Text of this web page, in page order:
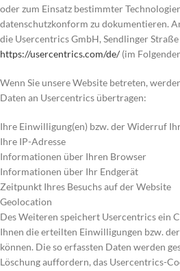
oder zum Einsatz bestimmter
datenschutzkonform zu dokumentieren.
die Usercentrics GmbH, Sendlinger
https://usercentrics.com/de/(im
Wenn Sie unsere Website betreten,
Daten an Usercentrics übertragen:
Ihre Einwilligung(en) bzw. der Widerruf
Ihre IP-Adresse
Informationen über Ihren Browser
Informationen über Ihr Endgerät
Zeitpunkt Ihres Besuchs auf der Website
Geolocation
Des Weiteren speichert Usercentrics ein
Ihnen die erteilten Einwilligungen bzw.
können. Die so erfassten Daten werden
Löschung auffordern, das Usercentrics-